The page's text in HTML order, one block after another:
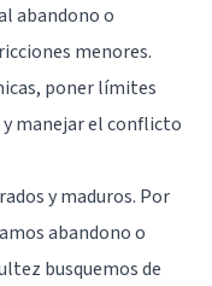
abandono o
menores.
poner límites
manejar el conflicto
y maduros. Por
abandono o
busquemos de